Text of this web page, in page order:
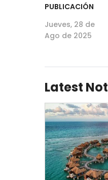
PUBLICACIÓN
Jueves, 28 de
Ago de 2025
Latest